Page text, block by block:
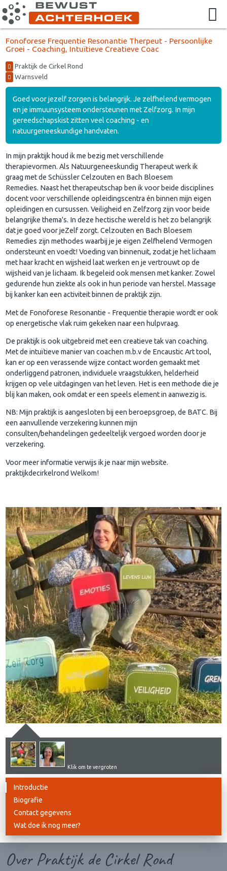
Fonoforese Frequentie Resonantie Therpeut - Persoonlijke
Groei - Coaching, Intuïtieve Creatieve Coac
Praktijk de Cirkel Rond
Warnsveld
Goed voor jezelf zorgen is belangrijk. Je zelfhelend vermogen
en je immuunsysteem ondersteunen met Zelfzorg. In mijn
gereedschapskist zitten veel coaching - en
natuurgeneeskundige handvaten.
In mijn praktijk houd ik me bezig met verschillende
therapievormen. Als Natuurgeneeskundig Therapeut werk ik
graag met de Schüssler Celzouten en Bach Bloesem
Remedies. Naast het therapeutschap ben ik voor beide disciplines
docent voor verschillende opleidingscentra én binnen mijn eigen
opleidingen en cursussen. Veiligheid en Zelfzorg zijn voor beide
belangrijke thema's. In deze hectische wereld is het zo belangrijk
dat je goed voor jeZelf zorgt. Celzouten en Bach Bloesem
Remedies zijn methodes waarbij je je eigen Zelfhelend Vermogen
ondersteunt en voedt! Voeding van binnenuit, zodat je het lichaam
met haar kracht en wijsheid laat werken en je vertrouwt op de
wijsheid van je lichaam. Ik begeleid ook mensen met kanker. Zowel
gedurende hun ziekte als ook in hun periode van herstel. Massage
bij kanker kan een activiteit binnen de praktijk zijn.
Met de Fonoforese Resonantie - Frequentie therapie wordt er ook
op energetische vlak ruim gekeken naar een hulpvraag.
De praktijk is ook uitgebreid met een creatieve tak van coaching.
Met de intuïtieve manier van coachen m.b.v de Encaustic Art tool,
kan er op een verassende wijze contact worden gemaakt met
onderliggend patronen, individuele vraagstukken, helderheid
krijgen op vele uitdagingen van het leven. Het is een methode die je
blij kan maken, ook omdat er een speels element in aanwezig is.
NB: Mijn praktijk is aangesloten bij een beroepsgroep, de BATC. Bij
een aanvullende verzekering kunnen mijn
consulten/behandelingen gedeeltelijk vergoed worden door je
verzekering.
Voor meer informatie verwijs ik je naar mijn website.
praktijkdecirkelrond Welkom!
Klik om te vergroten
Introductie
Biografie
Contact gegevens
Wat doe ik nog meer?
Over Praktijk de Cirkel Rond